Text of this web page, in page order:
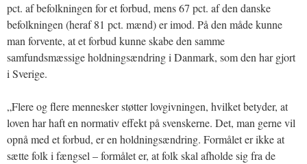
pct. af befolkningen for et forbud, mens 67 pct. af den danske
befolkningen (heraf 81 pct. mænd) er imod. På den måde kunne
man forvente, at et forbud kunne skabe den samme
samfundsmæssige holdningsændring i Danmark, som den har gjort
i Sverige.
„Flere og flere mennesker støtter lovgivningen, hvilket betyder, at
loven har haft en normativ effekt på svenskerne. Det, man gerne vil
opnå med et forbud, er en holdningsændring. Formålet er ikke at
sætte folk i fængsel – formålet er, at folk skal afholde sig fra de